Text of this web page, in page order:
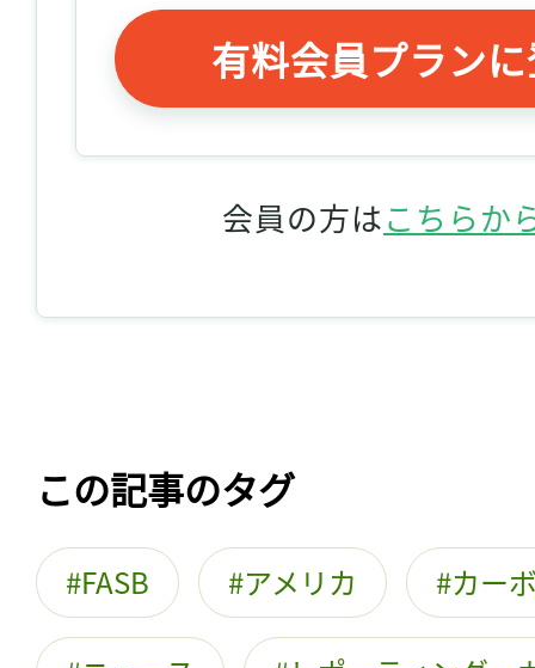
有料会員プラン
会員の方はこちらか
この記事のタグ
FASB アメリカ カー